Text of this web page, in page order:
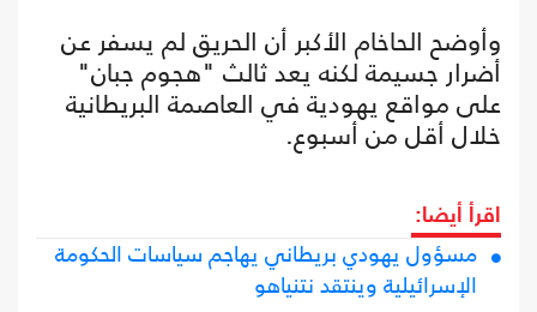
وأوضح الحاخام الأكبر أن الحريق لم يسفر عن
أضرار جسيمة لكنه يعد ثالث "هجوم جبان"
على مواقع يهودية في العاصمة البريطانية
خلال أقل من أسبوع.
اقرأ أيضا:
مسؤول يهودي بريطاني يهاجم سياسات الحكومة
الإسرائيلية وينتقد نتنياهو